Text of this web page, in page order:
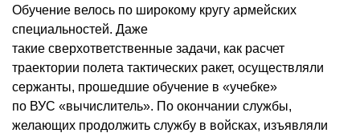
Обучение велось по широкому кругу армейских
специальностей. Даже
такие сверхответственные задачи, как расчет
траектории полета тактических ракет, осуществляли
сержанты, прошедшие обучение в «учебке»
по ВУС «вычислитель». По окончании службы,
желающих продолжить службу в войсках, изъявляли